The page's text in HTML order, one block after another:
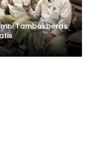
Tambakberas